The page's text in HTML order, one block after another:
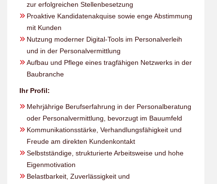
zur erfolgreichen Stellenbesetzung
Proaktive Kandidatenakquise sowie enge Abstimmung
mit Kunden
Nutzung moderner Digital-Tools im Personalverleih
und in der Personalvermittlung
Aufbau und Pflege eines tragfähigen Netzwerks in der
Baubranche
Ihr Profil:
Mehrjährige Berufserfahrung in der Personalberatung
oder Personalvermittlung, bevorzugt im Bauumfeld
Kommunikationsstärke, Verhandlungsfähigkeit und
Freude am direkten Kundenkontakt
Selbstständige, strukturierte Arbeitsweise und hohe
Eigenmotivation
Belastbarkeit, Zuverlässigkeit und